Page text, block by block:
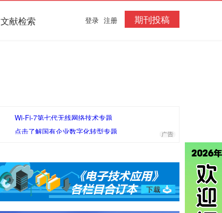
文献检索 期刊投稿
登录 注册
Wi-Fi-7第七代无线网络技术专题
点击了解国有企业数字化转型专题